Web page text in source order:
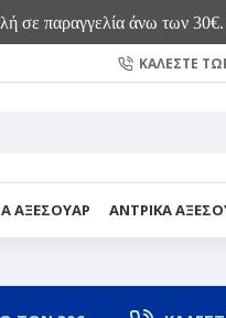
σε παραγγελία άνω των
ΚΑΛΈΣΤΕ
ΑΞΕΣΟΥΑΡ ΑΝΤΡΙΚΑ